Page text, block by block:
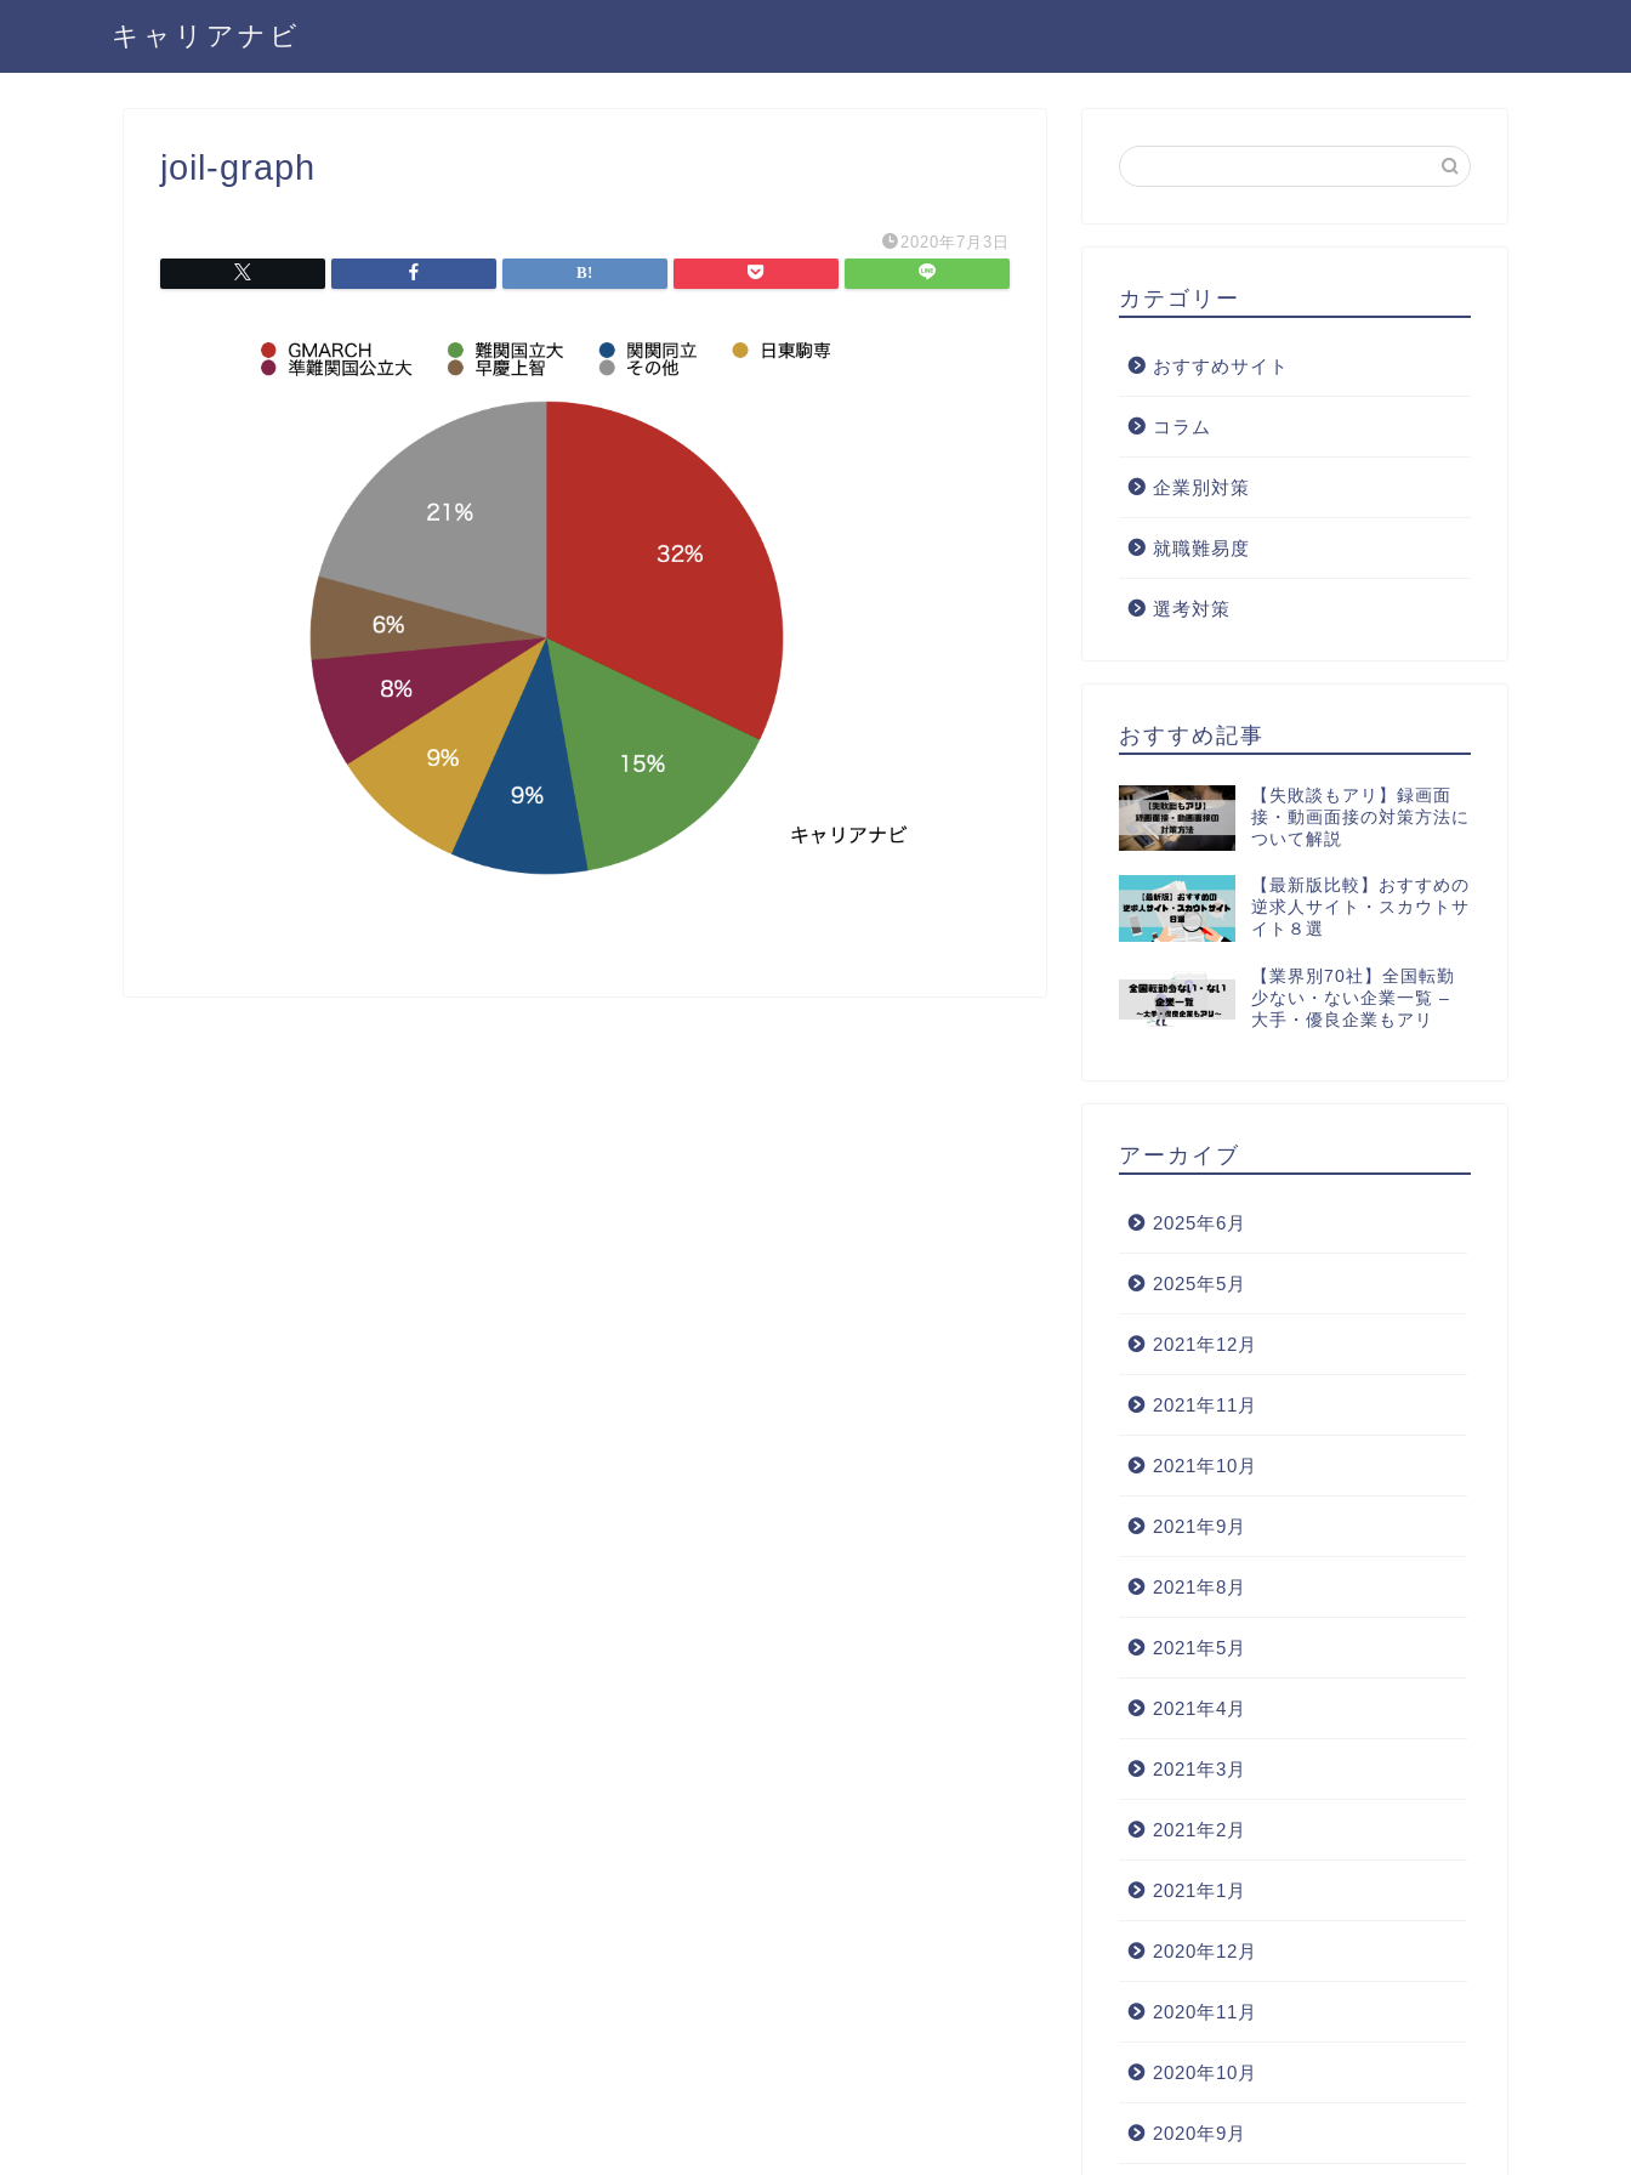
キャリアナビ
joil-graph
2020年7月3日
カテゴリー
おすすめサイト
コラム
企業別対策
就職難易度
選考対策
おすすめ記事
【失敗談もアリ】録画面
接・動画面接の対策方法に
ついて解説
【最新版比較】おすすめの
逆求人サイト・スカウトサ
イト８選
【業界別70社】全国転勤
少ない・ない企業一覧 –
大手・優良企業もアリ
アーカイブ
2025年6月
2025年5月
2021年12月
2021年11月
2021年10月
2021年9月
2021年8月
2021年5月
2021年4月
2021年3月
2021年2月
2021年1月
2020年12月
2020年11月
2020年10月
2020年9月